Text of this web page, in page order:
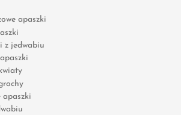
apaszki
z jedwabiu
apaszki